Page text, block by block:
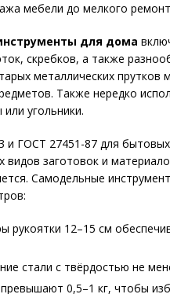
мебели до мелкого
для дома
скребков, а также
металлических
Также нередко
угольники.
ГОСТ 27451-87 для бытовых
заготовок и
Самодельные
рукоятки 12–15 см
стали с твёрдостью не
0,5–1 кг, чтобы